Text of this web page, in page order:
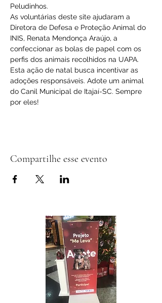
Peludinhos.
As voluntárias deste site ajudaram a
Diretora de Defesa e Proteção Animal do
INIS, Renata Mendonça Araújo, a
confeccionar as bolas de papel com os
perfis dos animais recolhidos na UAPA.
Esta ação de natal busca incentivar as
adoções responsáveis. Adote um animal
do Canil Municipal de Itajaí-SC. Sempre
por eles!
Compartilhe esse evento